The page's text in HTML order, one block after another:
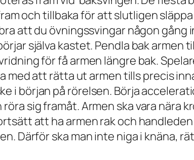
och tillbaka för att slutligen
att du övningssvingar någon gång
själva kastet. Pendla bak
för få armen längre bak.
med att rätta ut armen tills precis
i början på rörelsen. Börja
sig framåt. Armen ska vara nära
att ha armen rak och
Därför ska man inte niga i knäna,